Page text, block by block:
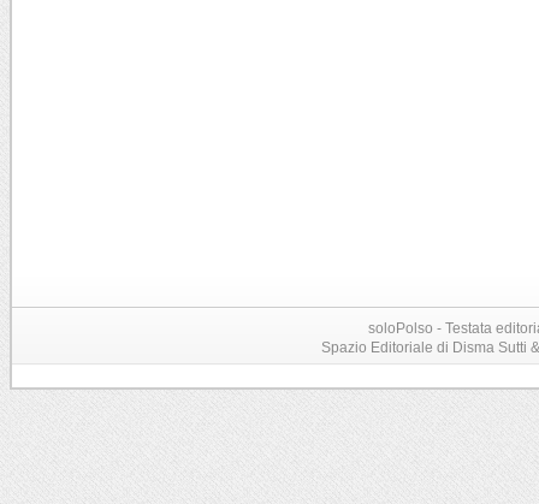
soloPolso - Testata
Spazio Editoriale di Disma Sutti